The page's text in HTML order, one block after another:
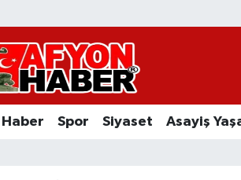
Spor Siyaset Asayiş